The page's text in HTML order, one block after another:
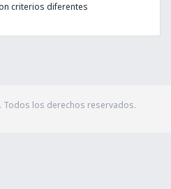
criterios diferentes
los derechos reservados.